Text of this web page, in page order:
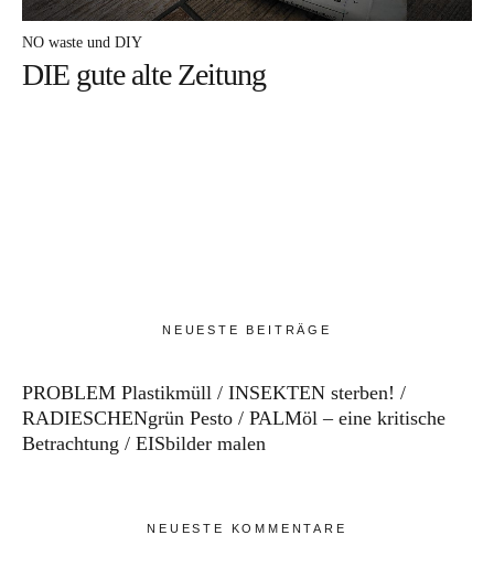
WARUM darum
DAS bin ich
NO waste und DIY
DIE gute alte Zeitung
NEUESTE BEITRÄGE
PROBLEM Plastikmüll
INSEKTEN sterben!
RADIESCHENgrün Pesto
PALMöl – eine kritische
Betrachtung
EISbilder malen
NEUESTE KOMMENTARE